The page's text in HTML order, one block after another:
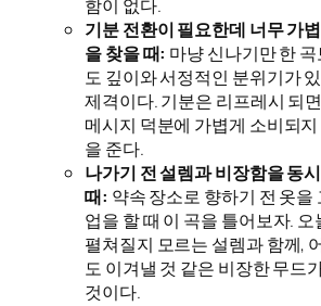
함이 없다.
기분 전환이 필요한데 너무 가
을 찾을 때: 마냥 신나기만 한
도 깊이와 서정적인 분위기가
제격이다. 기분은 리프레시 되
메시지 덕분에 가볍게 소비되
을 준다.
나가기 전 설렘과 비장함을 동
때: 약속 장소로 향하기 전 옷을
업을 할 때 이 곡을 틀어보자. 오
펼쳐질지 모르는 설렘과 함께,
도 이겨낼 것 같은 비장한 무드
것이다.